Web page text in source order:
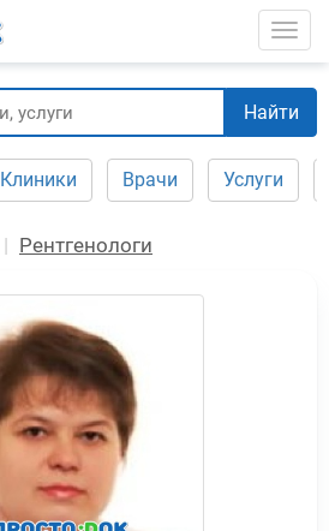
Найти
Клиники Врачи Услуги
Рентгенологи